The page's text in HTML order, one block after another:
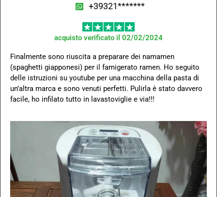
+39321*******
acquisto verificato il 02/02/2024
Finalmente sono riuscita a preparare dei namamen
(spaghetti giapponesi) per il famigerato ramen. Ho seguito
delle istruzioni su youtube per una macchina della pasta di
un’altra marca e sono venuti perfetti. Pulirla è stato davvero
facile, ho infilato tutto in lavastoviglie e via!!!